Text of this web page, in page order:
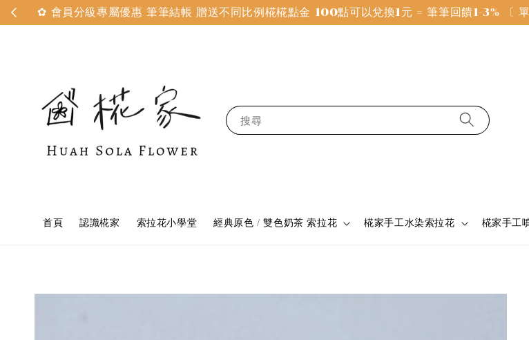
✿ 會員分級專屬優惠 筆筆結帳 贈送不同比例椛椛點金 100點可以兌換1元 = 筆筆回饋1-3% 〔
搜尋
首頁 認識椛家 索拉花小學堂 經典原色 / 雙色奶茶 索拉花 椛家手工水染索拉花 椛家手工